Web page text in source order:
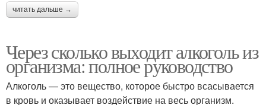
читать дальше →
Через сколько выходит алкоголь из
организма: полное руководство
Алкоголь — это вещество, которое быстро всасывается
в кровь и оказывает воздействие на весь организм.